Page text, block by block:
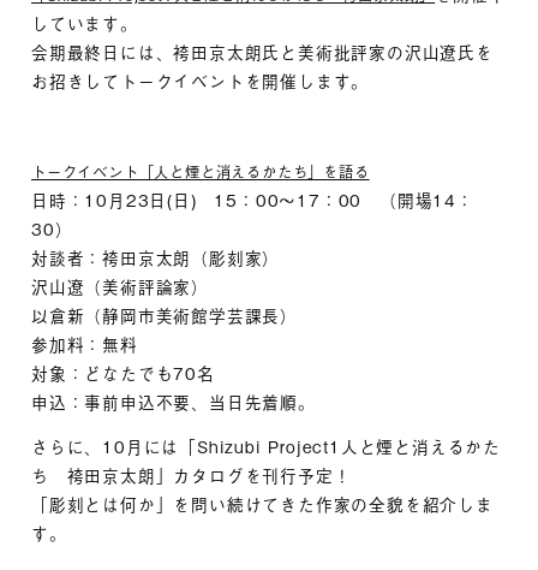
しています。
会期最終日には、袴田京太朗氏と美術批評家の沢山遼氏を
お招きしてトークイベントを開催します。
トークイベント「人と煙と消えるかたち」を語る
日時：10月23日(日) 15：00～17：00 （開場14：
30）
対談者：袴田京太朗（彫刻家）
沢山遼（美術評論家）
以倉新（静岡市美術館学芸課長）
参加料：無料
対象：どなたでも70名
申込：事前申込不要、当日先着順。
さらに、10月には「Shizubi Project1人と煙と消えるかた
ち 袴田京太朗」カタログを刊行予定！
「彫刻とは何か」を問い続けてきた作家の全貌を紹介しま
す。